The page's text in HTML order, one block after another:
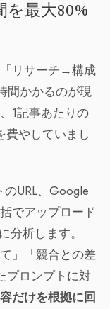
最大80%
リサーチ→構成
間かかるのが現
1記事あたりの
費やしていまし
URL、Google
でアップロード
分析します。
」「競合との差
プロンプトに対
だけを根拠に回